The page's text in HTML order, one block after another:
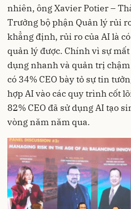
nhiên, ông Xavier Potier –
Trưởng bộ phận Quản lý rủi
khẳng định, rủi ro của AI là
quản lý được. Chính vì sự
dụng nhanh và quản trị
có 34% CEO bày tỏ sự tin
hợp AI vào các quy trình cốt
82% CEO đã sử dụng AI tạo
vòng năm năm qua.